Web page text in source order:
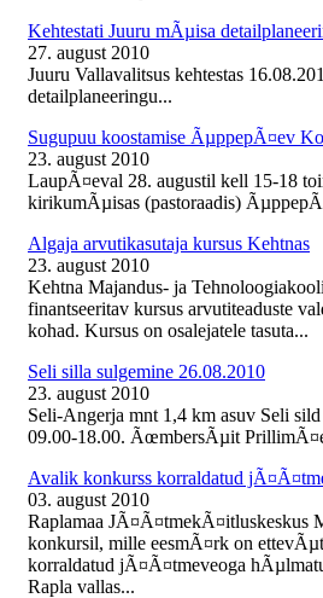
Kehtestati Juuru mÃµisa
27. august 2010
Juuru Vallavalitsus kehtestas
detailplaneeringu...
Sugupuu koostamise ÃµppepÃ¤ev
23. august 2010
LaupÃ¤eval 28. augustil kell 15-18
kirikumÃµisas (pastoraadis)
Algaja arvutikasutaja kursus Kehtnas
23. august 2010
Kehtna Majandus- ja
finantseeritav kursus arvutiteaduste
kohad. Kursus on osalejatele tasuta...
Seli silla sulgemine 26.08.2010
23. august 2010
Seli-Angerja mnt 1,4 km asuv Seli
09.00-18.00. ÃœmbersÃµit
Avalik konkurss korraldatud
03. august 2010
Raplamaa JÃ¤Ã¤tmekÃ¤itluskeskus
konkursil, mille eesmÃ¤rk on
korraldatud jÃ¤Ã¤tmeveoga
Rapla vallas...